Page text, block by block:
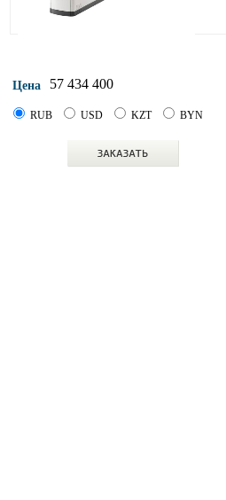
Цена 57 434 400
RUB USD KZT BYN